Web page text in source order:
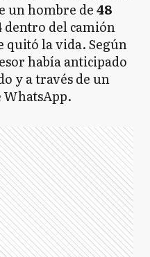
un hombre de48
dentro del camión
quitó la vida. Según
había anticipado
y a través de un
WhatsApp.